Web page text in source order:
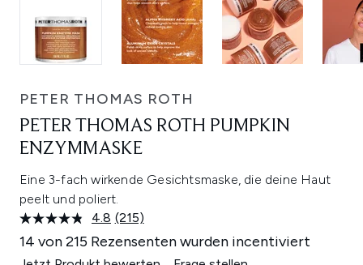
PETER THOMAS ROTH
PETER THOMAS ROTH PUMPKIN
ENZYMMASKE
Eine 3-fach wirkende Gesichtsmaske, die deine Haut
peelt und poliert.
4.8 215
Bewertungen
lesen.
(215)
14 von 215 Rezensenten wurden incentiviert